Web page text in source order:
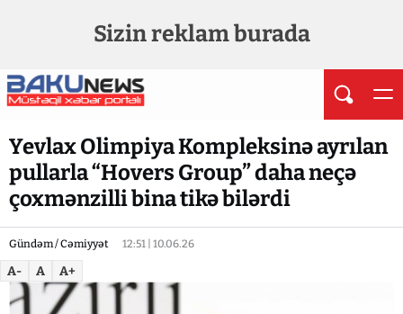
Sizin reklam burada
Yevlax Olimpiya Kompleksinə ayrılan
pullarla “Hovers Group” daha neçə
çoxmənzilli bina tikə bilərdi
Gündəm / Cəmiyyət 12:51 | 10.06.26
A- A A+